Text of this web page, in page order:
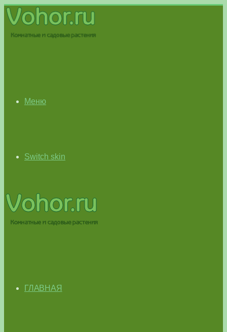
Меню
Switch skin
ГЛАВНАЯ